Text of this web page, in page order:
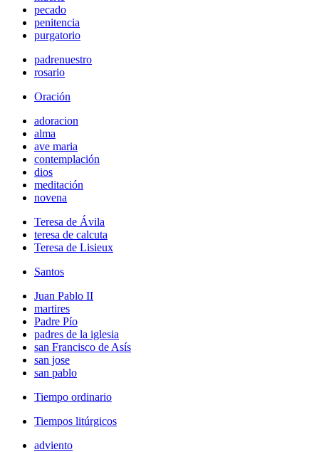
pecado
penitencia
purgatorio
padrenuestro
rosario
Oración
adoracion
alma
ave maria
contemplación
dios
meditación
novena
Teresa de Ávila
teresa de calcuta
Teresa de Lisieux
Santos
Juan Pablo II
martires
Padre Pío
padres de la iglesia
san Francisco de Asís
san jose
san pablo
Tiempo ordinario
Tiempos litúrgicos
adviento